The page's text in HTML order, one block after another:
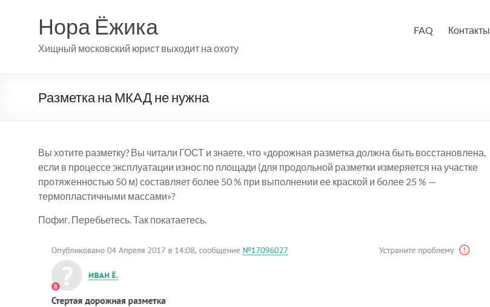
содержимомуНора Ёжика
Хищный московский юрист выходит на охоту
FAQ Контакты
Разметка на МКАД не нужна
Вы хотите разметку? Вы читали ГОСТ и знаете, что «дорожная разметка должна быть восстановлена,
если в процессе эксплуатации износ по площади (для продольной разметки измеряется на участке
протяженностью 50 м) составляет более 50 % при выполнении ее краской и более 25 % —
термопластичными массами»?
Пофиг. Перебьетесь. Так покатаетесь.